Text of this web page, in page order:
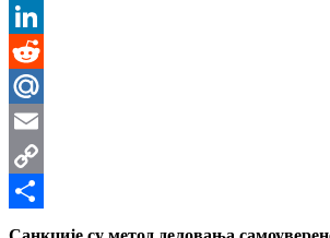
VK
LinkedIn
Reddit
Mail.Ru
Email
Copy
Link
Share